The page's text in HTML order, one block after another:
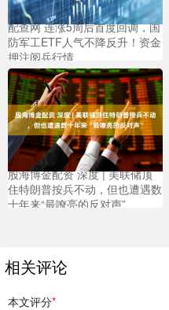
配查网 连涨5周后首度回调，国
防军工ETF人气不降反升！资金
押注阅兵行情
股海博金配资 深度 | 美联储顶
住特朗普按兵不动，但也遭遇数
十年来“最嘹亮的反对声”
相关评论
本文评分*